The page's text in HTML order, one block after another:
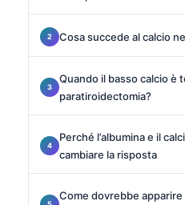
Cosa succede al calcio
Quando il basso calcio è
paratiroidectomia?
Perché l’albumina e il
cambiare la risposta
Come dovrebbe apparire